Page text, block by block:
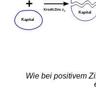
Wie bei positivem